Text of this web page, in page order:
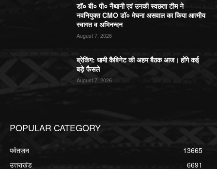
डॉ० बी० पी० नैथानी एवं उनकी स्वछता टीम ने
नवनियुक्त CMO डॉ० मेघना असवाल का किया आत्मीय
स्वागत व अभिनन्दन
August 7, 2026
ब्रेकिंग: धामी कैबिनेट की अहम बैठक आज। होंगे कई
बड़े फैसले
August 7, 2026
POPULAR CATEGORY
पर्वतजन
13665
उत्तराखंड
6691